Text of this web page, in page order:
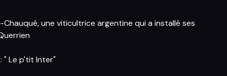
une viticultrice argentine qui a installé ses
" Le p'tit Inter"